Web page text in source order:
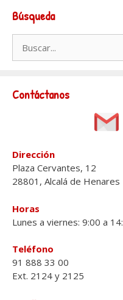
Búsqueda
Contáctanos
Dirección
Plaza Cervantes, 12
28801, Alcalá de Henares
Horas
Lunes a viernes: 9:00 a
Teléfono
91 888 33 00
Ext. 2124 y 2125